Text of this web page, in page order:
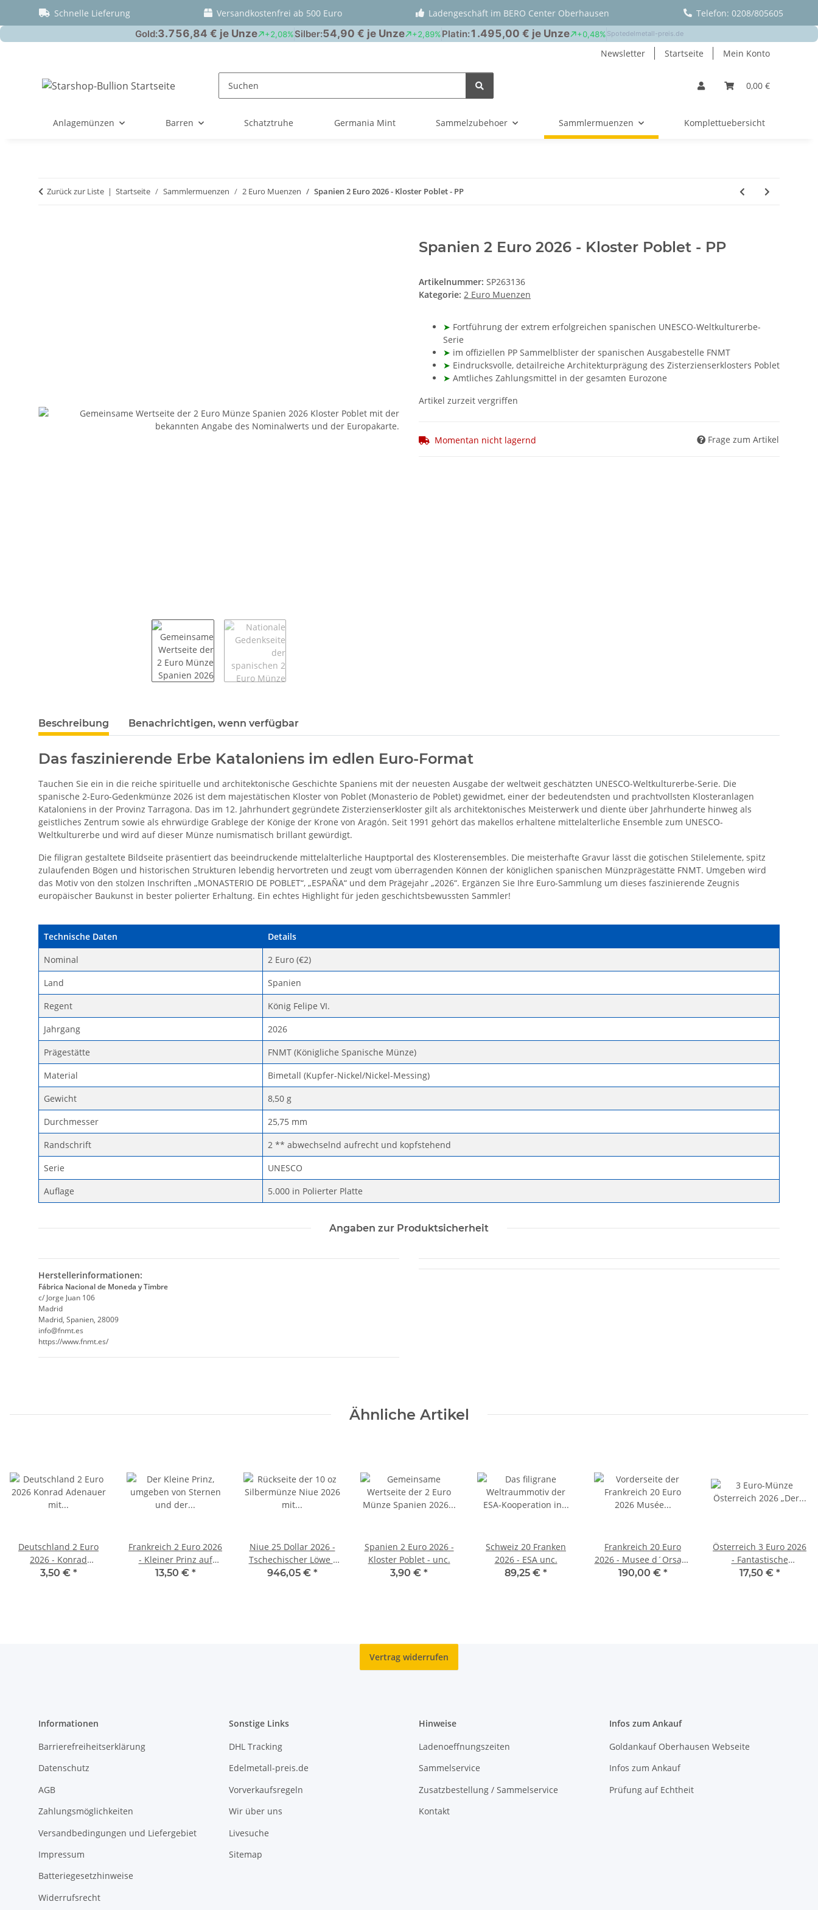
Schnelle Lieferung Versandkostenfrei ab 500 Euro Ladengeschäft im BERO Center Oberhausen Telefon: 0208/805605
Newsletter Startseite Mein Konto
0,00 €
Anlagemünzen Barren Schatztruhe Germania Mint Sammelzubehoer Sammlermuenzen Komplettuebersicht
Zurück zur Liste Startseite Sammlermuenzen 2 Euro Muenzen Spanien 2 Euro 2026 - Kloster Poblet - PP
Spanien 2 Euro 2026 - Kloster Poblet - PP
Artikelnummer: SP263136
Kategorie: 2 Euro Muenzen
➤ Fortführung der extrem erfolgreichen spanischen UNESCO-Weltkulturerbe-
Serie
➤ im offiziellen PP Sammelblister der spanischen Ausgabestelle FNMT
➤ Eindrucksvolle, detailreiche Architekturprägung des Zisterzienserklosters Poblet
➤ Amtliches Zahlungsmittel in der gesamten Eurozone
Artikel zurzeit vergriffen
Momentan nicht lagernd Frage zum Artikel
weitere Registerkarten anzeigen
Beschreibung Benachrichtigen, wenn verfügbar
Das faszinierende Erbe Kataloniens im edlen Euro-Format
Tauchen Sie ein in die reiche spirituelle und architektonische Geschichte Spaniens mit der neuesten Ausgabe der weltweit geschätzten UNESCO-Weltkulturerbe-Serie. Die
spanische 2-Euro-Gedenkmünze 2026 ist dem majestätischen Kloster von Poblet (Monasterio de Poblet) gewidmet, einer der bedeutendsten und prachtvollsten Klosteranlagen
Kataloniens in der Provinz Tarragona. Das im 12. Jahrhundert gegründete Zisterzienserkloster gilt als architektonisches Meisterwerk und diente über Jahrhunderte hinweg als
geistliches Zentrum sowie als ehrwürdige Grablege der Könige der Krone von Aragón. Seit 1991 gehört das makellos erhaltene mittelalterliche Ensemble zum UNESCO-
Weltkulturerbe und wird auf dieser Münze numismatisch brillant gewürdigt.
Die filigran gestaltete Bildseite präsentiert das beeindruckende mittelalterliche Hauptportal des Klosterensembles. Die meisterhafte Gravur lässt die gotischen Stilelemente, spitz
zulaufenden Bögen und historischen Strukturen lebendig hervortreten und zeugt vom überragenden Können der königlichen spanischen Münzprägestätte FNMT. Umgeben wird
das Motiv von den stolzen Inschriften „MONASTERIO DE POBLET“, „ESPAÑA“ und dem Prägejahr „2026“. Ergänzen Sie Ihre Euro-Sammlung um dieses faszinierende Zeugnis
europäischer Baukunst in bester polierter Erhaltung. Ein echtes Highlight für jeden geschichtsbewussten Sammler!
Technische Daten
Details
Nominal
2 Euro (€2)
Land
Spanien
Regent
König Felipe VI.
Jahrgang
2026
Prägestätte
FNMT (Königliche Spanische Münze)
Material
Bimetall (Kupfer-Nickel/Nickel-Messing)
Gewicht
8,50 g
Durchmesser
25,75 mm
Randschrift
2 ** abwechselnd aufrecht und kopfstehend
Serie
UNESCO
Auflage
5.000 in Polierter Platte
Angaben zur Produktsicherheit
Herstellerinformationen:
Fábrica Nacional de Moneda y Timbre
c/ Jorge Juan 106
Madrid
Madrid, Spanien, 28009
info@fnmt.es
https://www.fnmt.es/
Ähnliche Artikel
Deutschland 2 Euro
2026 - Konrad
Adenauer - F*
3,50 € *
Frankreich 2 Euro 2026
- Kleiner Prinz auf
Wolke - BU
13,50 € *
Niue 25 Dollar 2026 -
Tschechischer Löwe -
10 oz. silber
946,05 € *
Spanien 2 Euro 2026 -
Kloster Poblet - unc.
3,90 € *
Schweiz 20 Franken
2026 - ESA unc.
89,25 € *
Frankreich 20 Euro
2026 - Musee d´Orsay -
Silber PP
190,00 € *
Österreich 3 Euro 2026
- Fantastische
Fabelwesen #2 - Der
17,50 € *
Vertrag widerrufen
Informationen
Barrierefreiheitserklärung
Datenschutz
AGB
Zahlungsmöglichkeiten
Versandbedingungen und Liefergebiet
Impressum
Batteriegesetzhinweise
Widerrufsrecht
Sonstige Links
DHL Tracking
Edelmetall-preis.de
Vorverkaufsregeln
Wir über uns
Livesuche
Sitemap
Hinweise
Ladenoeffnungszeiten
Sammelservice
Zusatzbestellung / Sammelservice
Kontakt
Infos zum Ankauf
Goldankauf Oberhausen Webseite
Infos zum Ankauf
Prüfung auf Echtheit